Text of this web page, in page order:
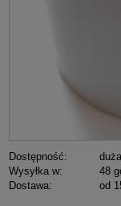
Dostępność:
Wysyłka w:
48
Dostawa:
od
Cena nie zawiera